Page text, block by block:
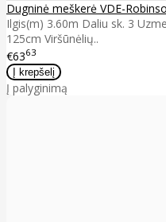
Dugninė meškerė VDE-
Ilgis(m) 3.60m Daliu sk. 3
125cm Viršūnėlių..
€6363
Į palyginimą